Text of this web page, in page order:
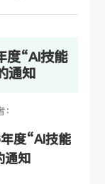
度“AI技能
通知
度“AI技能
通知